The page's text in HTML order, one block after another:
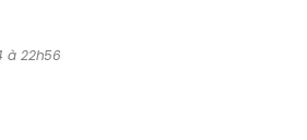
à 22h56